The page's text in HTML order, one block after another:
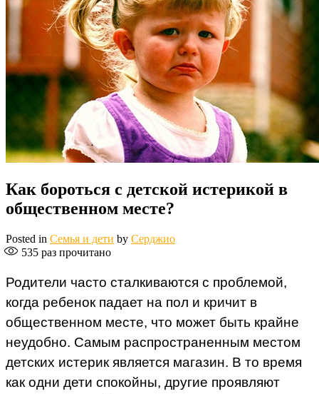
Как бороться с детской истерикой в
общественном месте?
Posted in Семья и дети by Серджио
535 раз прочитано
Родители часто сталкиваются с проблемой,
когда ребенок падает на пол и кричит в
общественном месте, что может быть крайне
неудобно. Самым распространенным местом
детских истерик является магазин. В то время
как одни дети спокойны, другие проявляют